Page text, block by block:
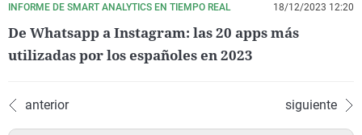
INFORME DE SMART ANALYTICS EN TIEMPO REAL 18/12/2023 12:20
De Whatsapp a Instagram: las 20 apps más
utilizadas por los españoles en 2023
anterior siguiente